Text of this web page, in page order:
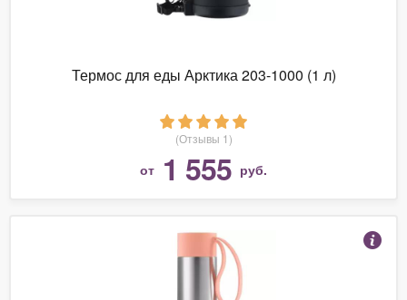
Термос для еды Арктика 203-1000 (1 л)
(Отзывы 1)
от 1 555 руб.